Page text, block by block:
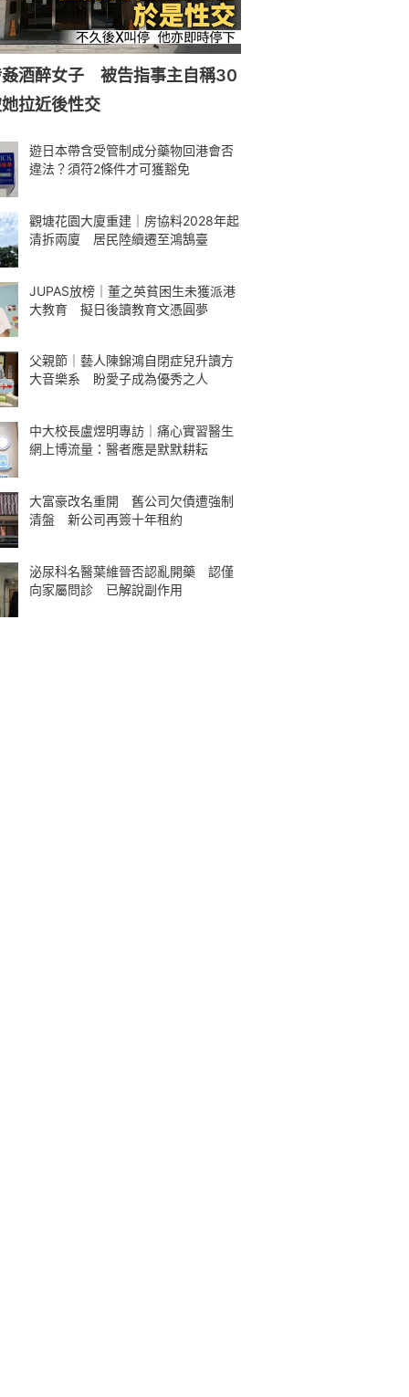
姦酒醉女子 被告指事主自稱30
拉近後性交
遊日本帶含受管制成分藥物回港會否
違法？須符2條件才可獲豁免
觀塘花園大廈重建｜房協料2028年起
清拆兩廈 居民陸續遷至鴻鵠臺
JUPAS放榜｜董之英貧困生未獲派港
大教育 擬日後讀教育文憑圓夢
父親節｜藝人陳錦鴻自閉症兒升讀方
大音樂系 盼愛子成為優秀之人
中大校長盧煜明專訪｜痛心實習醫生
網上博流量：醫者應是默默耕耘
大富豪改名重開 舊公司欠債遭強制
清盤 新公司再簽十年租約
泌尿科名醫葉維晉否認亂開藥 認僅
向家屬問診 已解說副作用